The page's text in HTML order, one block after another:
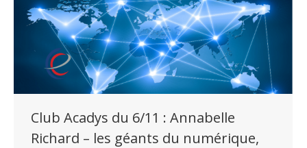
Club Acadys du 6/11 : Annabelle
Richard – les géants du numérique,